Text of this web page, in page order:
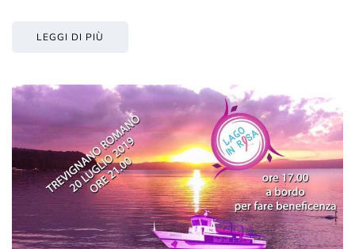
LEGGI DI PIÙ